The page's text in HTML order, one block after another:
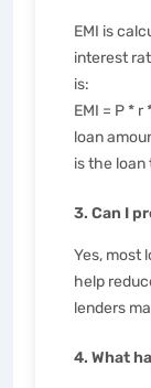
EMI is
interest
is:
EMI = P * r
loan
is the loan
3. Can I
Yes, most
help
lenders
4. What